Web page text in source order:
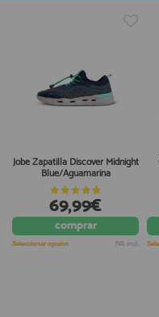
Jobe Zapatilla Discover Midnight
Blue/Aguamarina
69,99€
comprar
Seleccionar opción IVA incl.